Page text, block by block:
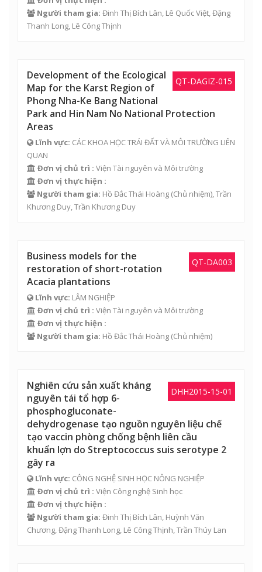
Người tham gia: Đinh Thị Bích Lân, Lê Quốc Việt, Đặng
Thanh Long, Lê Công Thịnh
QT-DAGIZ-015
Development of the Ecological
Map for the Karst Region of
Phong Nha-Ke Bang National
Park and Hin Nam No National Protection
Areas
Lĩnh vực: CÁC KHOA HỌC TRÁI ĐẤT VÀ MÔI TRƯỜNG LIÊN
QUAN
Đơn vị chủ trì : Viện Tài nguyên và Môi trường
Đơn vị thực hiện :
Người tham gia: Hồ Đắc Thái Hoàng (Chủ nhiệm), Trần
Khương Duy, Trần Khương Duy
QT-DA003
Business models for the
restoration of short-rotation
Acacia plantations
Lĩnh vực: LÂM NGHIỆP
Đơn vị chủ trì : Viện Tài nguyên và Môi trường
Đơn vị thực hiện :
Người tham gia: Hồ Đắc Thái Hoàng (Chủ nhiệm)
DHH2015-15-01
Nghiên cứu sản xuất kháng
nguyên tái tổ hợp 6-
phosphogluconate-
dehydrogenase tạo nguồn nguyên liệu chế
tạo vaccin phòng chống bệnh liên cầu
khuẩn lợn do Streptococcus suis serotype 2
gây ra
Lĩnh vực: CÔNG NGHỆ SINH HỌC NÔNG NGHIỆP
Đơn vị chủ trì : Viện Công nghệ Sinh học
Đơn vị thực hiện :
Người tham gia: Đinh Thị Bích Lân, Huỳnh Văn
Chương,Đặng Thanh Long, Lê Công Thịnh,Trần Thúy Lan